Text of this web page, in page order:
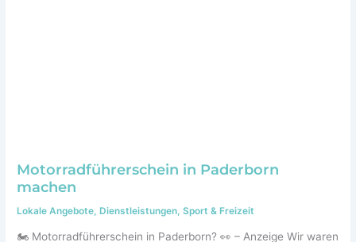
Motorradführerschein in Paderborn
machen
Lokale Angebote, Dienstleistungen,Sport & Freizeit
🏍️ Motorradführerschein in Paderborn? 👀 – Anzeige Wir waren